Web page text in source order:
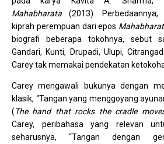
Mahabharata (2013). Perbedaannya,
kiprah perempuan dari epos
biografi beberapa tokohnya, sebut
Gandari, Kunti, Drupadi, Ulupi,
Carey tak memakai pendekatan
Carey mengawali bukunya dengan
klasik, “Tangan yang menggoyang
(The hand that rocks the cradle
Carey, peribahasa yang relevan
seharusnya, “Tangan dengan